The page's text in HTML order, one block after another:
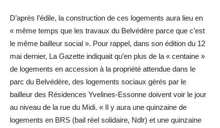
D’après l’édile, la construction de ces logements aura lieu en
« même temps que les travaux du Belvédère parce que c’est
le même bailleur social ». Pour rappel, dans son édition du 12
mai dernier, La Gazette indiquait qu’en plus de la « centaine »
de logements en accession à la propriété attendue dans le
parc du Belvédère, des logements sociaux gérés par le
bailleur des Résidences Yvelines-Essonne doivent voir le jour
au niveau de la rue du Midi. « Il y aura une quinzaine de
logements en BRS (bail réel solidaire, Ndlr) et une quinzaine